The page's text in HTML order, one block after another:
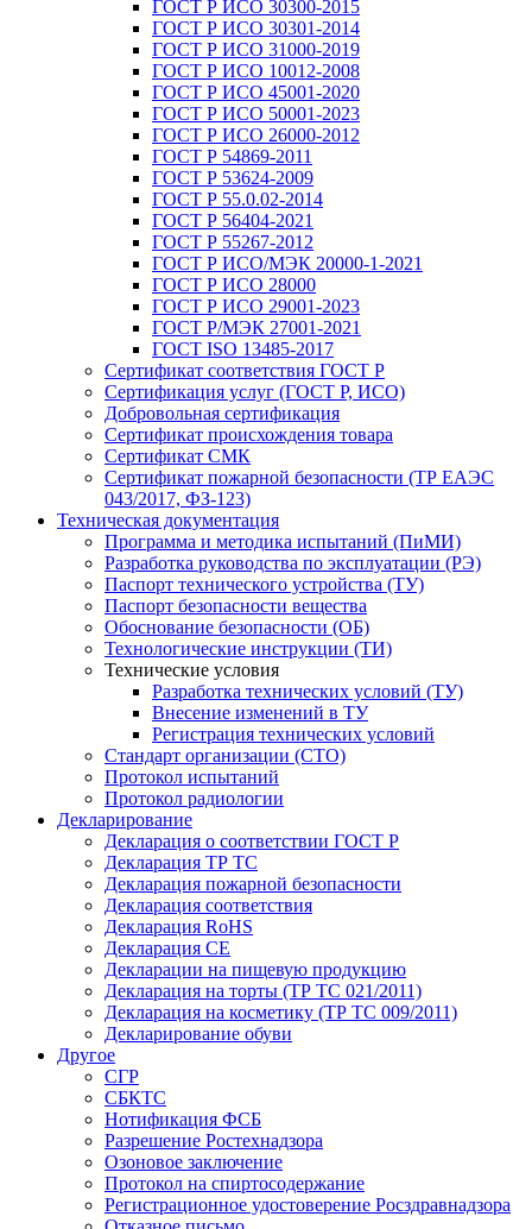
ГОСТ Р ИСО 30300-2015
ГОСТ Р ИСО 30301-2014
ГОСТ Р ИСО 31000-2019
ГОСТ Р ИСО 10012-2008
ГОСТ Р ИСО 45001-2020
ГОСТ Р ИСО 50001-2023
ГОСТ Р ИСО 26000-2012
ГОСТ Р 54869-2011
ГОСТ Р 53624-2009
ГОСТ Р 55.0.02-2014
ГОСТ Р 56404-2021
ГОСТ Р 55267-2012
ГОСТ Р ИСО/МЭК 20000-1-2021
ГОСТ Р ИСО 28000
ГОСТ Р ИСО 29001-2023
ГОСТ Р/МЭК 27001-2021
ГОСТ ISO 13485-2017
Сертификат соответствия ГОСТ Р
Сертификация услуг (ГОСТ Р, ИСО)
Добровольная сертификация
Сертификат происхождения товара
Сертификат СМК
Сертификат пожарной безопасности (ТР ЕАЭС
043/2017, ФЗ-123)
Техническая документация
Программа и методика испытаний (ПиМИ)
Разработка руководства по эксплуатации (РЭ)
Паспорт технического устройства (ТУ)
Паспорт безопасности вещества
Обоснование безопасности (ОБ)
Технологические инструкции (ТИ)
Технические условия
Разработка технических условий (ТУ)
Внесение изменений в ТУ
Регистрация технических условий
Стандарт организации (СТО)
Протокол испытаний
Протокол радиологии
Декларирование
Декларация о соответствии ГОСТ Р
Декларация ТР ТС
Декларация пожарной безопасности
Декларация соответствия
Декларация RoHS
Декларация СЕ
Декларации на пищевую продукцию
Декларация на торты (ТР ТС 021/2011)
Декларация на косметику (ТР ТС 009/2011)
Декларирование обуви
Другое
СГР
СБКТС
Нотификация ФСБ
Разрешение Ростехнадзора
Озоновое заключение
Протокол на спиртосодержание
Регистрационное удостоверение Росздравнадзора